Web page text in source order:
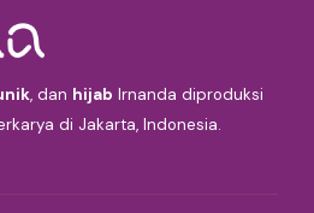
, dan hijab Irnanda diproduksi
di Jakarta, Indonesia.